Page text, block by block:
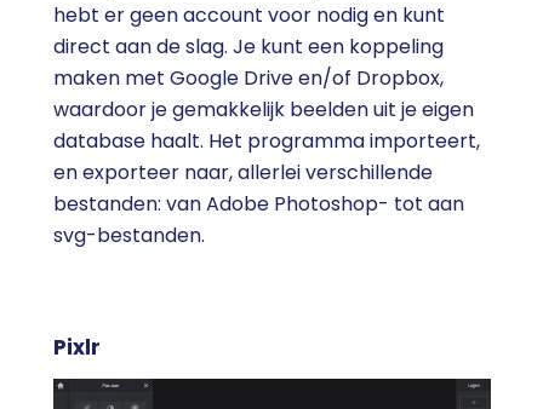
hebt er geen account voor nodig en kunt
direct aan de slag. Je kunt een koppeling
maken met Google Drive en/of Dropbox,
waardoor je gemakkelijk beelden uit je eigen
database haalt. Het programma importeert,
en exporteer naar, allerlei verschillende
bestanden: van Adobe Photoshop- tot aan
svg-bestanden.
Pixlr